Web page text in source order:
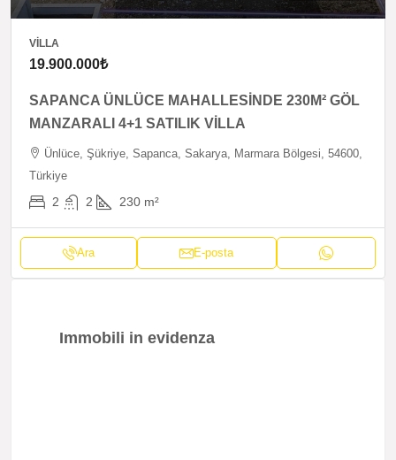
VILLA
19.900.000₺
SAPANCA ÜNLÜCE MAHALLESİNDE 230M² GÖL
MANZARALI 4+1 SATILIK VİLLA
Ünlüce, Şükriye, Sapanca, Sakarya, Marmara Bölgesi, 54600,
Türkiye
2 2 230 m²
Ara E-posta
Immobili in evidenza